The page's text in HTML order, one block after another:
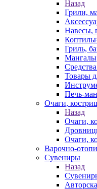
Назад
Грили,
Навесы,
Гриль,
Мангалы
Товары
Печь-
Очаги,
Назад
Очаги,
Очаги,
Варочно-
Сувениры
Назад